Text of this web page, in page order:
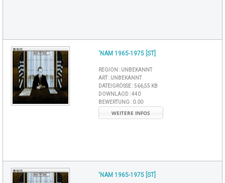
'NAM 1965-1975 [ST]
REGION : UNBEKANNT
ART : UNBEKANNT
DATEIGRÖSSE : 566,55 KB
DOWNLAOD :440
BEWERTUNG : 0.00
WEITERE INFOS
'NAM 1965-1975 [ST]